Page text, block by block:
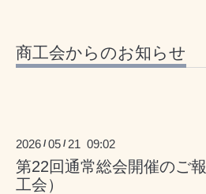
商工会からのお知らせ
2026 /05 / 21 09:02
第22回通常総会開催のご
工会）